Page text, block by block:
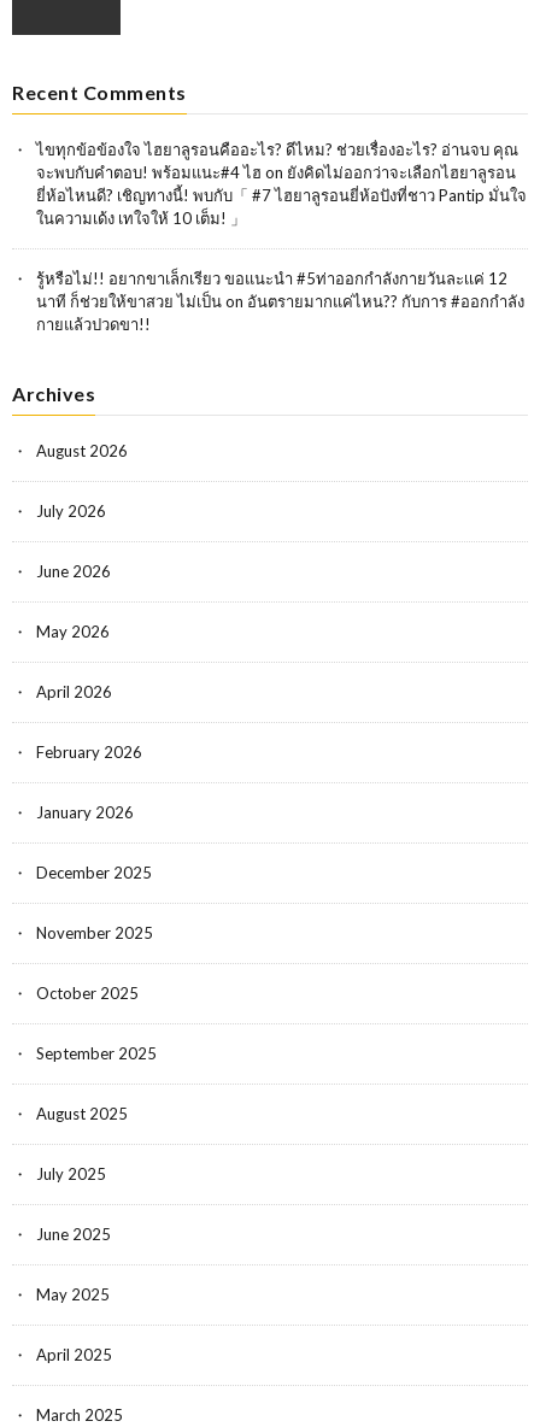
Recent Comments
ไขทุกข้อข้องใจ ไฮยาลูรอนคืออะไร? ดีไหม? ช่วยเรื่องอะไร? อ่านจบ คุณ
จะพบกับคำตอบ! พร้อมแนะ#4 ไฮ on ยังคิดไม่ออกว่าจะเลือกไฮยาลูรอน
ยี่ห้อไหนดี? เชิญทางนี้! พบกับ「 #7 ไฮยาลูรอนยี่ห้อปังที่ชาว Pantip มั่นใจ
ในความเด้ง เทใจให้ 10 เต็ม! 」
รู้หรือไม่!! อยากขาเล็กเรียว ขอแนะนำ #5ท่าออกกำลังกายวันละเเค่ 12
นาที ก็ช่วยให้ขาสวย ไม่เป็นon อันตรายมากแค่ไหน?? กับการ #ออกกำลัง
กายแล้วปวดขา!!
Archives
August 2026
July 2026
June 2026
May 2026
April 2026
February 2026
January 2026
December 2025
November 2025
October 2025
September 2025
August 2025
July 2025
June 2025
May 2025
April 2025
March 2025